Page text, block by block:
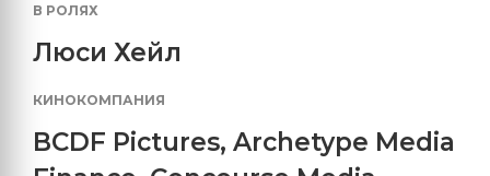
В РОЛЯХ
Люси Хейл
КИНОКОМПАНИЯ
BCDF Pictures, Archetype Media